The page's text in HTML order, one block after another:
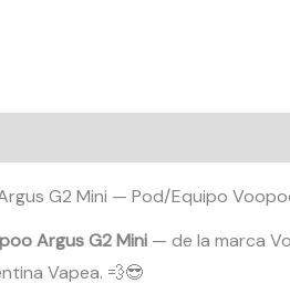
G2 Mini — Pod/Equipo
Argus G2 Mini — de la marca
Vapea. 💨😎